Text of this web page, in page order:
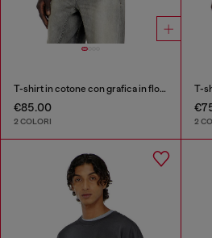
T-shirt in cotone con grafica in flock
€85.00
2 COLORI 2